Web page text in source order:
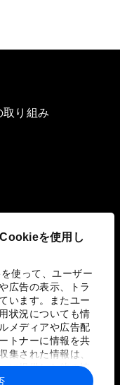
を使用し
使って、ユーザー
広告の表示、トラ
います。またユー
状況についても情
メディアや広告配
トナーに情報を共
集された情報は、
に提供した他の情
ビスを使用した際
り組み